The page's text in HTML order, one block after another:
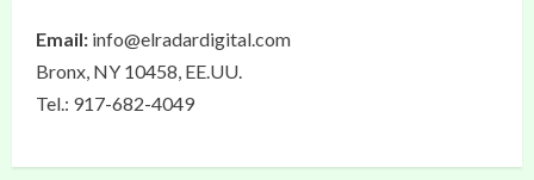
Email: info@elradardigital.com
Bronx, NY 10458, EE.UU.
Tel.: 917-682-4049